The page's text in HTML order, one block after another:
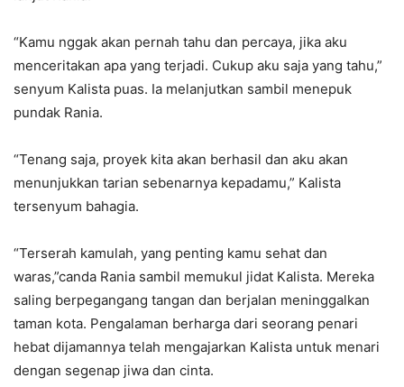
“Kamu nggak akan pernah tahu dan percaya, jika aku
menceritakan apa yang terjadi. Cukup aku saja yang tahu,”
senyum Kalista puas. Ia melanjutkan sambil menepuk
pundak Rania.
“Tenang saja, proyek kita akan berhasil dan aku akan
menunjukkan tarian sebenarnya kepadamu,” Kalista
tersenyum bahagia.
“Terserah kamulah, yang penting kamu sehat dan
waras,”canda Rania sambil memukul jidat Kalista. Mereka
saling berpegangang tangan dan berjalan meninggalkan
taman kota. Pengalaman berharga dari seorang penari
hebat dijamannya telah mengajarkan Kalista untuk menari
dengan segenap jiwa dan cinta.